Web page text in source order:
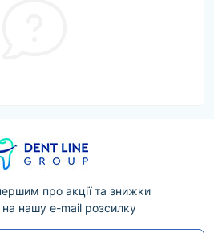
про акції та знижки
на нашу e-mail розсилку